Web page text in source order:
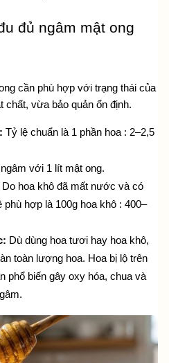
đủ ngâm mật ong
cần phù hợp với trạng thái của
chất, vừa bảo quản ổn định.
Tỷ lệ chuẩn là 1 phần hoa : 2–2,5
với 1 lít mật ong.
Do hoa khô đã mất nước và có
phù hợp là 100g hoa khô : 400–
Dù dùng hoa tươi hay hoa khô,
toàn lượng hoa. Hoa bị lộ trên
phổ biến gây oxy hóa, chua và